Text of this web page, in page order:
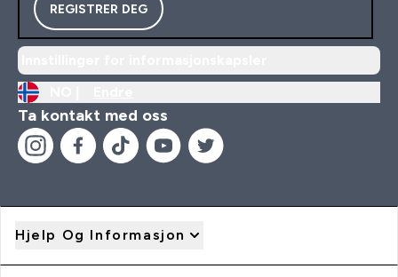
REGISTRER DEG
Ta kontakt med oss
Hjelp Og Informasjon